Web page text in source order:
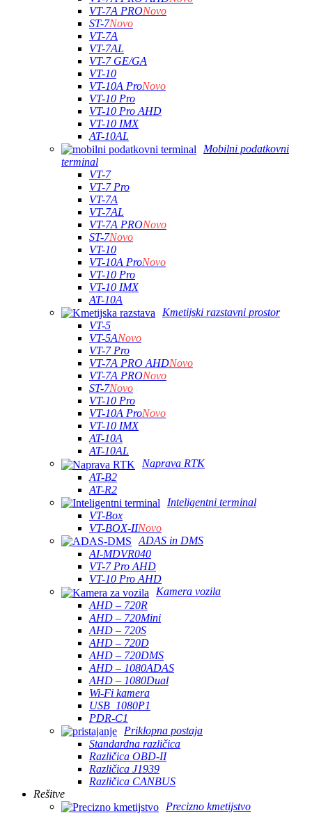
VT-7A PRONovo
ST-7Novo
VT-7A
VT-7AL
VT-7 GE/GA
VT-10
VT-10A ProNovo
VT-10 Pro
VT-10 Pro AHD
VT-10 IMX
AT-10AL
Mobilni podatkovni
terminal
VT-7
VT-7 Pro
VT-7A
VT-7AL
VT-7A PRONovo
ST-7Novo
VT-10
VT-10A ProNovo
VT-10 Pro
VT-10 IMX
AT-10A
Kmetijski razstavni prostor
VT-5
VT-5ANovo
VT-7 Pro
VT-7A PRO AHDNovo
VT-7A PRONovo
ST-7Novo
VT-10 Pro
VT-10A ProNovo
VT-10 IMX
AT-10A
AT-10AL
Naprava RTK
AT-B2
AT-R2
Inteligentni terminal
VT-Box
VT-BOX-IINovo
ADAS in DMS
AI-MDVR040
VT-7 Pro AHD
VT-10 Pro AHD
Kamera vozila
AHD – 720R
AHD – 720Mini
AHD – 720S
AHD – 720D
AHD – 720DMS
AHD – 1080ADAS
AHD – 1080Dual
Wi-Fi kamera
USB_1080P1
PDR-C1
Priklopna postaja
Standardna različica
Različica OBD-II
Različica J1939
Različica CANBUS
Rešitve
Precizno kmetijstvo